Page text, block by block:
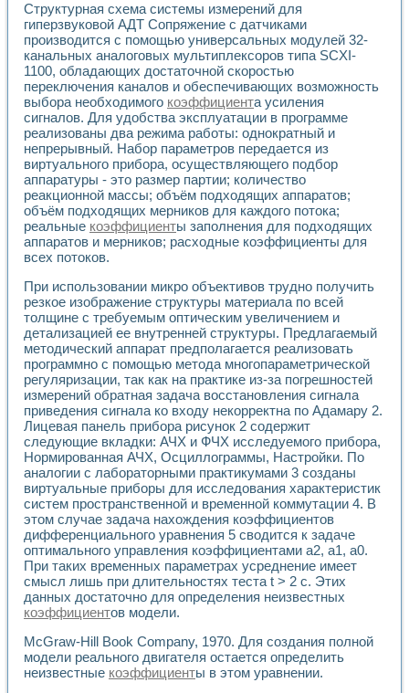
Система управления асинхронным тиристорным
Лазерный профилометр
Применение средств NATIONAL INSTRUMENTS для
Разработка автоматизированного стенда для
Автоматизированный стенд рентгеновской диагностики
Высокочувствительные оптоэлектронные
Установка для измерения диэлектрических свойств
Исследование кинетики зарождения и развития
Лабораторный электрический импедансный томограф на
Микрозондовая система для характеризации
Метод траекторий в исследовании
Промышленная автоматизация
Автоматизация технологических процессов получения
Использование систем технического зрения для контроля
Исследование электромагнитных переходных процессов
Разработка виртуальных тренажеров путем
Система блокировок, сигнализации и защиты ускорителя
Система сбора данных и управления процессом
Управление температурой газовой среды специальной
Разработка программного обеспечения с
Использование технологий NATIONAL INSTRUMENTS
Оборудование для промышленной термотрансферной
Автоматизация реометрических исследований на базе
Применение измерителя иммитанса для исследова¬ния
Исследование электромагнитных переходных процессов
Стенд для исследования электрических переходных
Автоматизация контроля сварных швов на базе
Измерительный контроль с применением
Моделирование надежности и эффективности систем
Лабораторные практикумы и учебные стенды
Автоматизация лабораторного стенда по измерению
Автоматизированные лабораторные комплексы для
Виртуальный прибор для исследования нелинейных
Использование виртуальных приборов в процесе
Использование программ ELECTRONICS WORKBENCH-
Лабораторный практикум по ИНС на основе LabVIEW
Лабораторный практикум по основам теории коммутации
Структурная схема системы измерений для
гиперзвуковой АДТ Сопряжение с датчиками
производится с помощью универсальных модулей 32-
канальных аналоговых мультиплексоров типа SCXI-
1100, обладающих достаточной скоростью
переключения каналов и обеспечивающих возможность
выбора необходимого коэффициента усиления
сигналов. Для удобства эксплуатации в программе
реализованы два режима работы: однократный и
непрерывный. Набор параметров передается из
виртуального прибора, осуществляющего подбор
аппаратуры - это размер партии; количество
реакционной массы; объём подходящих аппаратов;
объём подходящих мерников для каждого потока;
реальные коэффициенты заполнения для подходящих
аппаратов и мерников; расходные коэффициенты для
всех потоков.
При использовании микро объективов трудно получить
резкое изображение структуры материала по всей
толщине с требуемым оптическим увеличением и
детализацией ее внутренней структуры. Предлагаемый
методический аппарат предполагается реализовать
программно с помощью метода многопараметрической
регуляризации, так как на практике из-за погрешностей
измерений обратная задача восстановления сигнала
приведения сигнала ко входу некорректна по Адамару 2.
Лицевая панель прибора рисунок 2 содержит
следующие вкладки: АЧХ и ФЧХ исследуемого прибора,
Нормированная АЧХ, Осциллограммы, Настройки. По
аналогии с лабораторными практикумами 3 созданы
виртуальные приборы для исследования характеристик
систем пространственной и временной коммутации 4. В
этом случае задача нахождения коэффициентов
дифференциального уравнения 5 сводится к задаче
оптимального управления коэффициентами a2, a1, a0.
При таких временных параметрах усреднение имеет
смысл лишь при длительностях теста t > 2 с. Этих
данных достаточно для определения неизвестных
коэффициентов модели.
McGraw-Hill Book Company, 1970. Для создания полной
модели реального двигателя остается определить
неизвестные коэффициенты в этом уравнении.